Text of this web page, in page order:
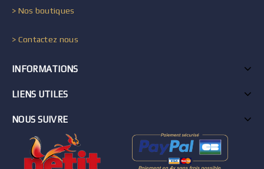
> Nos boutiques
> Contactez nous
INFORMATIONS
LIENS UTILES
NOUS SUIVRE